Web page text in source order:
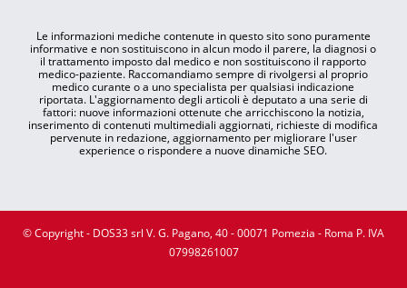
Le informazioni mediche contenute in questo sito sono puramente
informative e non sostituiscono in alcun modo il parere, la diagnosi o
il trattamento imposto dal medico e non sostituiscono il rapporto
medico-paziente. Raccomandiamo sempre di rivolgersi al proprio
medico curante o a uno specialista per qualsiasi indicazione
riportata. L'aggiornamento degli articoli è deputato a una serie di
fattori: nuove informazioni ottenute che arricchiscono la notizia,
inserimento di contenuti multimediali aggiornati, richieste di modifica
pervenute in redazione, aggiornamento per migliorare l'user
experience o rispondere a nuove dinamiche SEO.
© Copyright - DOS33 srl V. G. Pagano, 40 - 00071 Pomezia - Roma P. IVA
07998261007